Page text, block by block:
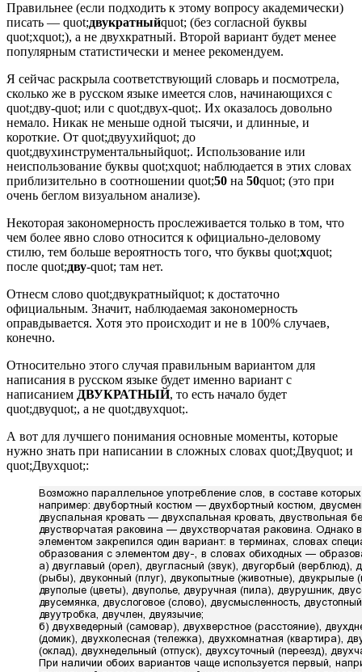
Правильнее (если подходить к этому вопросу академически)
писать — quot;двукратныйquot; (без согласной буквы
quot;хquot;), а не двухкратный. Второй вариант будет менее
популярным статистически и менее рекомендуем.
Я сейчас раскрыла соответствующий словарь и посмотрела,
сколько же в русском языке имеется слов, начинающихся с
quot;дву-quot; или с quot;двух-quot;. Их оказалось довольно
немало. Никак не меньше одной тысячи, и длинные, и
короткие. От quot;двуухийquot; до
quot;двухинструментальныйquot;. Использование или
неиспользование буквы quot;хquot; наблюдается в этих словах
приблизительно в соотношении quot;50 на 50quot; (это при
очень беглом визуальном анализе).
Некоторая закономерность прослеживается только в том, что
чем более явно слово относится к официально-деловому
стилю, тем больше вероятность того, что буквы quot;хquot;
после quot;дву-quot; там нет.
Отнесм слово quot;двукратныйquot; к достаточно
официальным. Значит, наблюдаемая закономерность
оправдывается. Хотя это происходит и не в 100% случаев,
конечно.
Относительно этого случая правильным вариантом для
написания в русском языке будет именно вариант с
написанием ДВУКРАТНЫЙ, то есть начало будет
quot;двуquot;, а не quot;двухquot;.
А вот для лучшего понимания основные моменты, которые
нужно знать при написании в сложных словах quot;Двуquot; и
quot;Двухquot;: